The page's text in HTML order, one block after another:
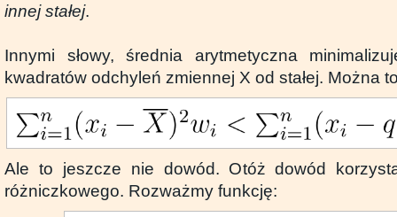
innej stałej.
Innymi słowy, średnia arytmetyczna
kwadratów odchyleń zmiennej X od stałej. Można
Ale to jeszcze nie dowód. Otóż dowód
różniczkowego. Rozważmy funkcję: